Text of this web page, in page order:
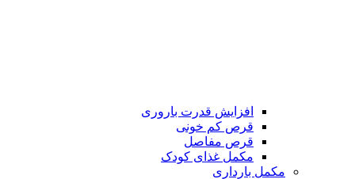
افزایش قدرت باروری
قرص کم خونی
قرص مفاصل
مکمل غذای کودک
مکمل بارداری